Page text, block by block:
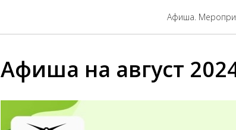
Афиша.
Афиша на август